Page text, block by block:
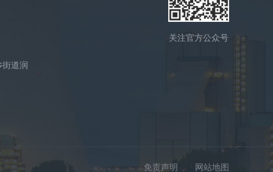
道润
关注官方公众号
免责声明 网站地图